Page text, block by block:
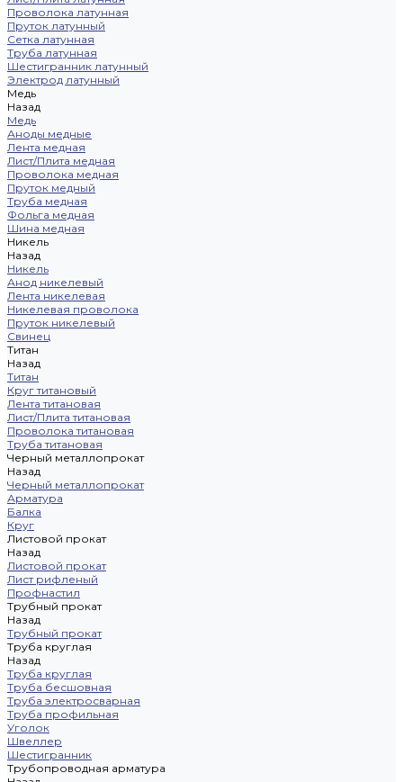
Проволока латунная
Пруток латунный
Сетка латунная
Труба латунная
Шестигранник латунный
Электрод латунный
Медь
Назад
Медь
Аноды медные
Лента медная
Лист/Плита медная
Проволока медная
Пруток медный
Труба медная
Фольга медная
Шина медная
Никель
Назад
Никель
Анод никелевый
Лента никелевая
Никелевая проволока
Пруток никелевый
Свинец
Титан
Назад
Титан
Круг титановый
Лента титановая
Лист/Плита титановая
Проволока титановая
Труба титановая
Черный металлопрокат
Назад
Черный металлопрокат
Арматура
Балка
Круг
Листовой прокат
Назад
Листовой прокат
Лист рифленый
Профнастил
Трубный прокат
Назад
Трубный прокат
Труба круглая
Назад
Труба круглая
Труба бесшовная
Труба электросварная
Труба профильная
Уголок
Швеллер
Шестигранник
Трубопроводная арматура